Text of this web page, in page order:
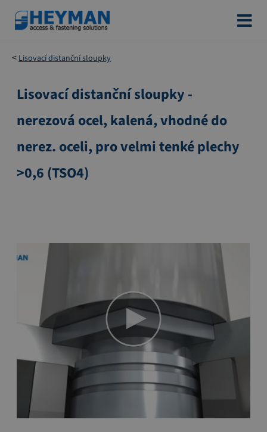
Přejít
na
obsah
Lisovací distanční sloupky
Přeskočit
konec
s
Lisovací distanční sloupky -
nerezová ocel, kalená, vhodné do
nerez. oceli, pro velmi tenké plechy
>0,6 (TSO4)